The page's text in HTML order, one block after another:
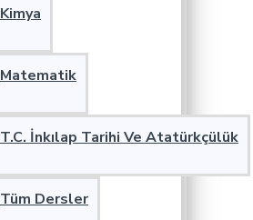
Kimya
Matematik
T.C. İnkılap Tarihi Ve Atatürkçülük
Tüm Dersler